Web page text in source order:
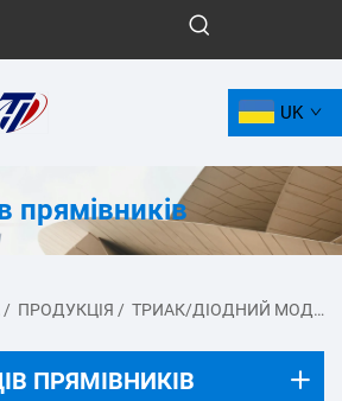
UK
прямівників
/ ПРОДУКЦІЯ / ТРИАК/ДІОДНИЙ МОДУЛЬ
ПРЯМІВНИКІВ